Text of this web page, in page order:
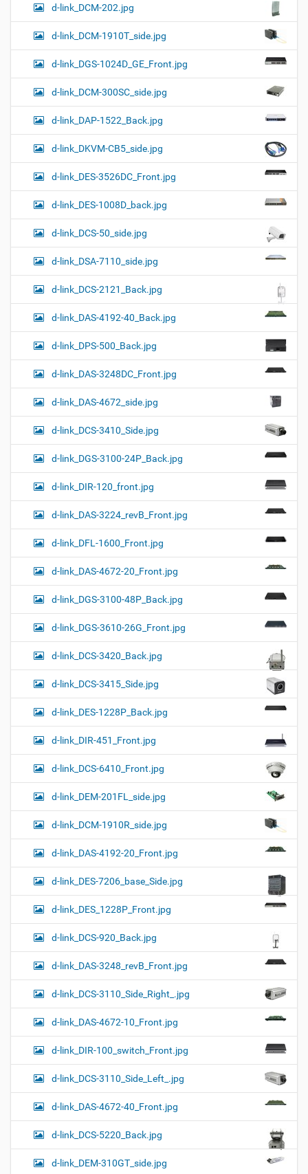
d-link_DCM-202.jpg
d-link_DCM-1910T_side.jpg
d-link_DGS-1024D_GE_Front.jpg
d-link_DCM-300SC_side.jpg
d-link_DAP-1522_Back.jpg
d-link_DKVM-CB5_side.jpg
d-link_DES-3526DC_Front.jpg
d-link_DES-1008D_back.jpg
d-link_DCS-50_side.jpg
d-link_DSA-7110_side.jpg
d-link_DCS-2121_Back.jpg
d-link_DAS-4192-40_Back.jpg
d-link_DPS-500_Back.jpg
d-link_DAS-3248DC_Front.jpg
d-link_DAS-4672_side.jpg
d-link_DCS-3410_Side.jpg
d-link_DGS-3100-24P_Back.jpg
d-link_DIR-120_front.jpg
d-link_DAS-3224_revB_Front.jpg
d-link_DFL-1600_Front.jpg
d-link_DAS-4672-20_Front.jpg
d-link_DGS-3100-48P_Back.jpg
d-link_DGS-3610-26G_Front.jpg
d-link_DCS-3420_Back.jpg
d-link_DCS-3415_Side.jpg
d-link_DES-1228P_Back.jpg
d-link_DIR-451_Front.jpg
d-link_DCS-6410_Front.jpg
d-link_DEM-201FL_side.jpg
d-link_DCM-1910R_side.jpg
d-link_DAS-4192-20_Front.jpg
d-link_DES-7206_base_Side.jpg
d-link_DES_1228P_Front.jpg
d-link_DCS-920_Back.jpg
d-link_DAS-3248_revB_Front.jpg
d-link_DCS-3110_Side_Right_.jpg
d-link_DAS-4672-10_Front.jpg
d-link_DIR-100_switch_Front.jpg
d-link_DCS-3110_Side_Left_.jpg
d-link_DAS-4672-40_Front.jpg
d-link_DCS-5220_Back.jpg
d-link_DEM-310GT_side.jpg